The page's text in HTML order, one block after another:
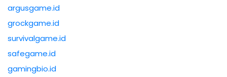
argusgame.id
grockgame.id
survivalgame.id
safegame.id
gamingbio.id